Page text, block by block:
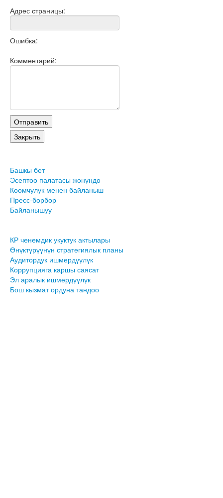
Адрес страницы:
Ошибка:
Комментарий:
Башкы бет
Эсептөө палатасы жөнүндө
Коомчулук менен байланыш
Пресс-борбор
Байланышуу
КР ченемдик укуктук актылары
Өнүктүрүүнүн стратегиялык планы
Аудитордук ишмердүүлүк
Коррупцияга каршы саясат
Эл аралык ишмердүүлүк
Бош кызмат ордуна тандоо